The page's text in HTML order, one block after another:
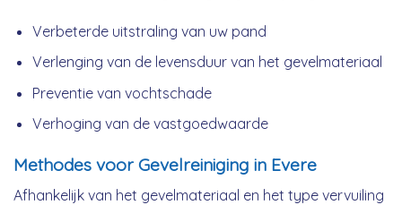
Verbeterde uitstraling van uw pand
Verlenging van de levensduur van het gevelmateriaal
Preventie van vochtschade
Verhoging van de vastgoedwaarde
Methodes voor Gevelreiniging in Evere
Afhankelijk van het gevelmateriaal en het type vervuiling